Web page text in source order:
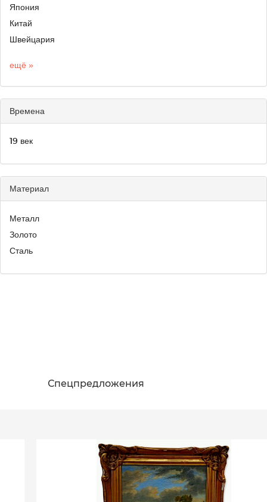
Япония
Китай
Швейцария
ещё »
Времена
19 век
Материал
Металл
Золото
Сталь
Спецпредложения